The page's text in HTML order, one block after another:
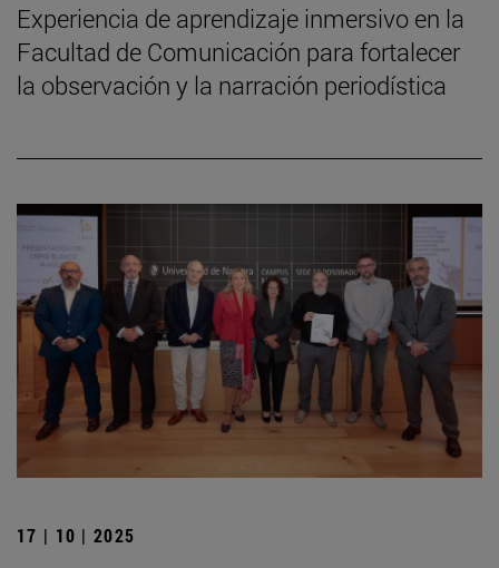
Experiencia de aprendizaje inmersivo en la
Facultad de Comunicación para fortalecer
la observación y la narración periodística
17 | 10 | 2025